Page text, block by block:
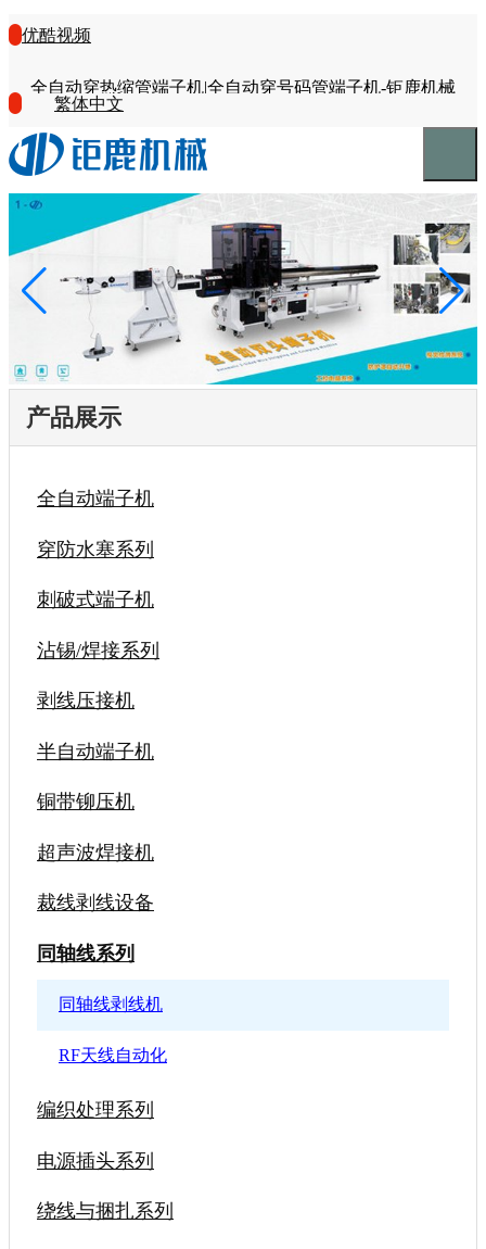
优酷视频
全自动穿热缩管端子机|全自动穿号码管端子机-钜鹿机械
繁体中文
产品展示
全自动端子机
穿防水塞系列
刺破式端子机
沾锡/焊接系列
剥线压接机
半自动端子机
铜带铆压机
超声波焊接机
裁线剥线设备
同轴线系列
同轴线剥线机
RF天线自动化
编织处理系列
电源插头系列
绕线与捆扎系列